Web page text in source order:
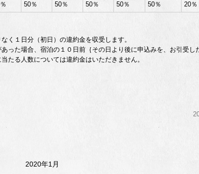
50％ 50％ 50％ 50％ 50％ 20％
日分（初日）の違約金を収受します。
合、宿泊の１０日前｛その日より後に申込みを、お引受し
たる人数については違約金はいただきません。
2020年1月